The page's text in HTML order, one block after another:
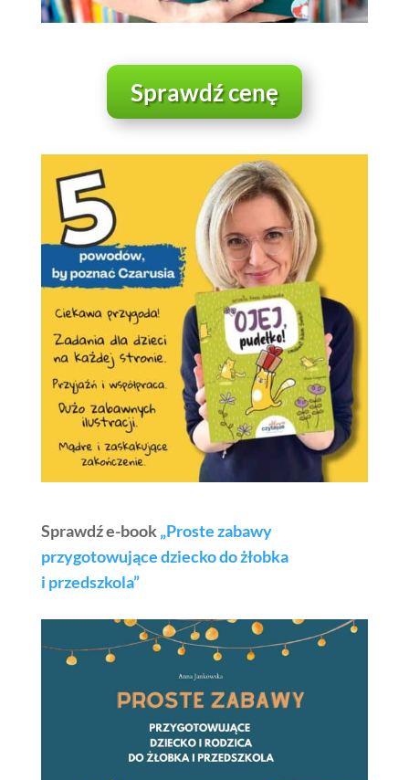
Sprawdź cenę
Sprawdź e-book„Proste zabawy
przygotowujące dziecko do żłobka
i przedszkola”